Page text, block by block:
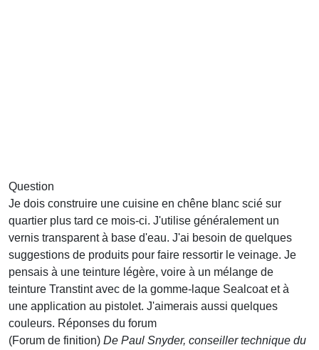
Question
Je dois construire une cuisine en chêne blanc scié sur
quartier plus tard ce mois-ci. J'utilise généralement un
vernis transparent à base d'eau. J'ai besoin de quelques
suggestions de produits pour faire ressortir le veinage. Je
pensais à une teinture légère, voire à un mélange de
teinture Transtint avec de la gomme-laque Sealcoat et à
une application au pistolet. J'aimerais aussi quelques
couleurs. Réponses du forum
(Forum de finition) De Paul Snyder, conseiller technique du